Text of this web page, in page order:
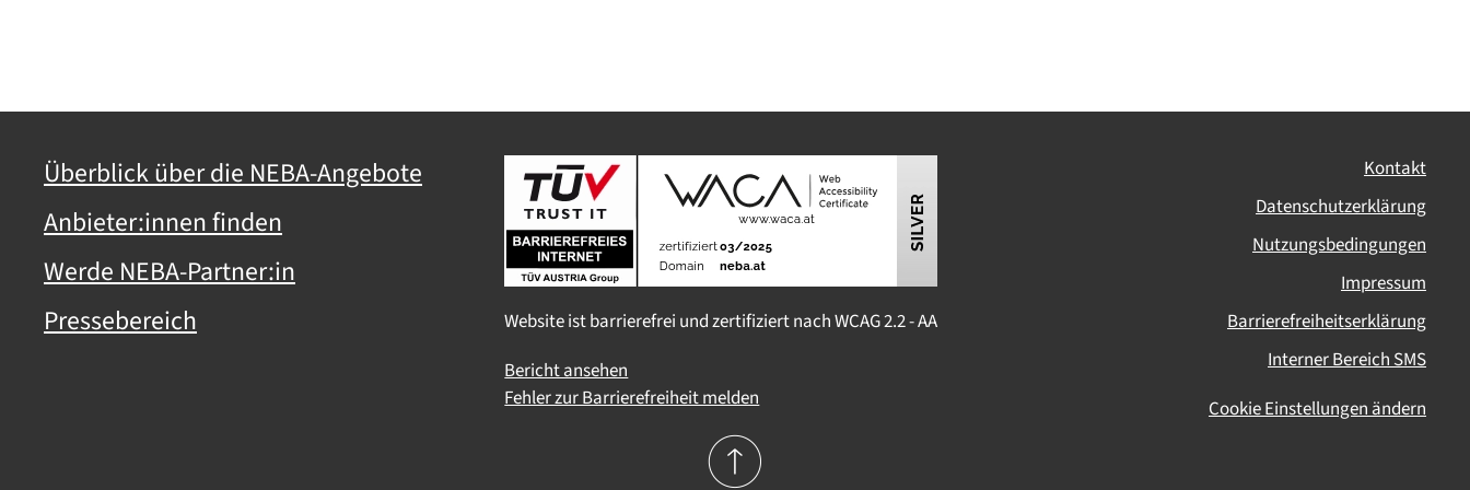
Überblick über die NEBA-Angebote
Anbieter:innen finden
Werde NEBA-Partner:in
Pressebereich
Website ist barrierefrei und zertifiziert nach WCAG 2.2 - AA
Bericht ansehen
Fehler zur Barrierefreiheit melden
Kontakt
Datenschutzerklärung
Nutzungsbedingungen
Impressum
Barrierefreiheitserklärung
Interner Bereich SMS
Cookie Einstellungen ändern